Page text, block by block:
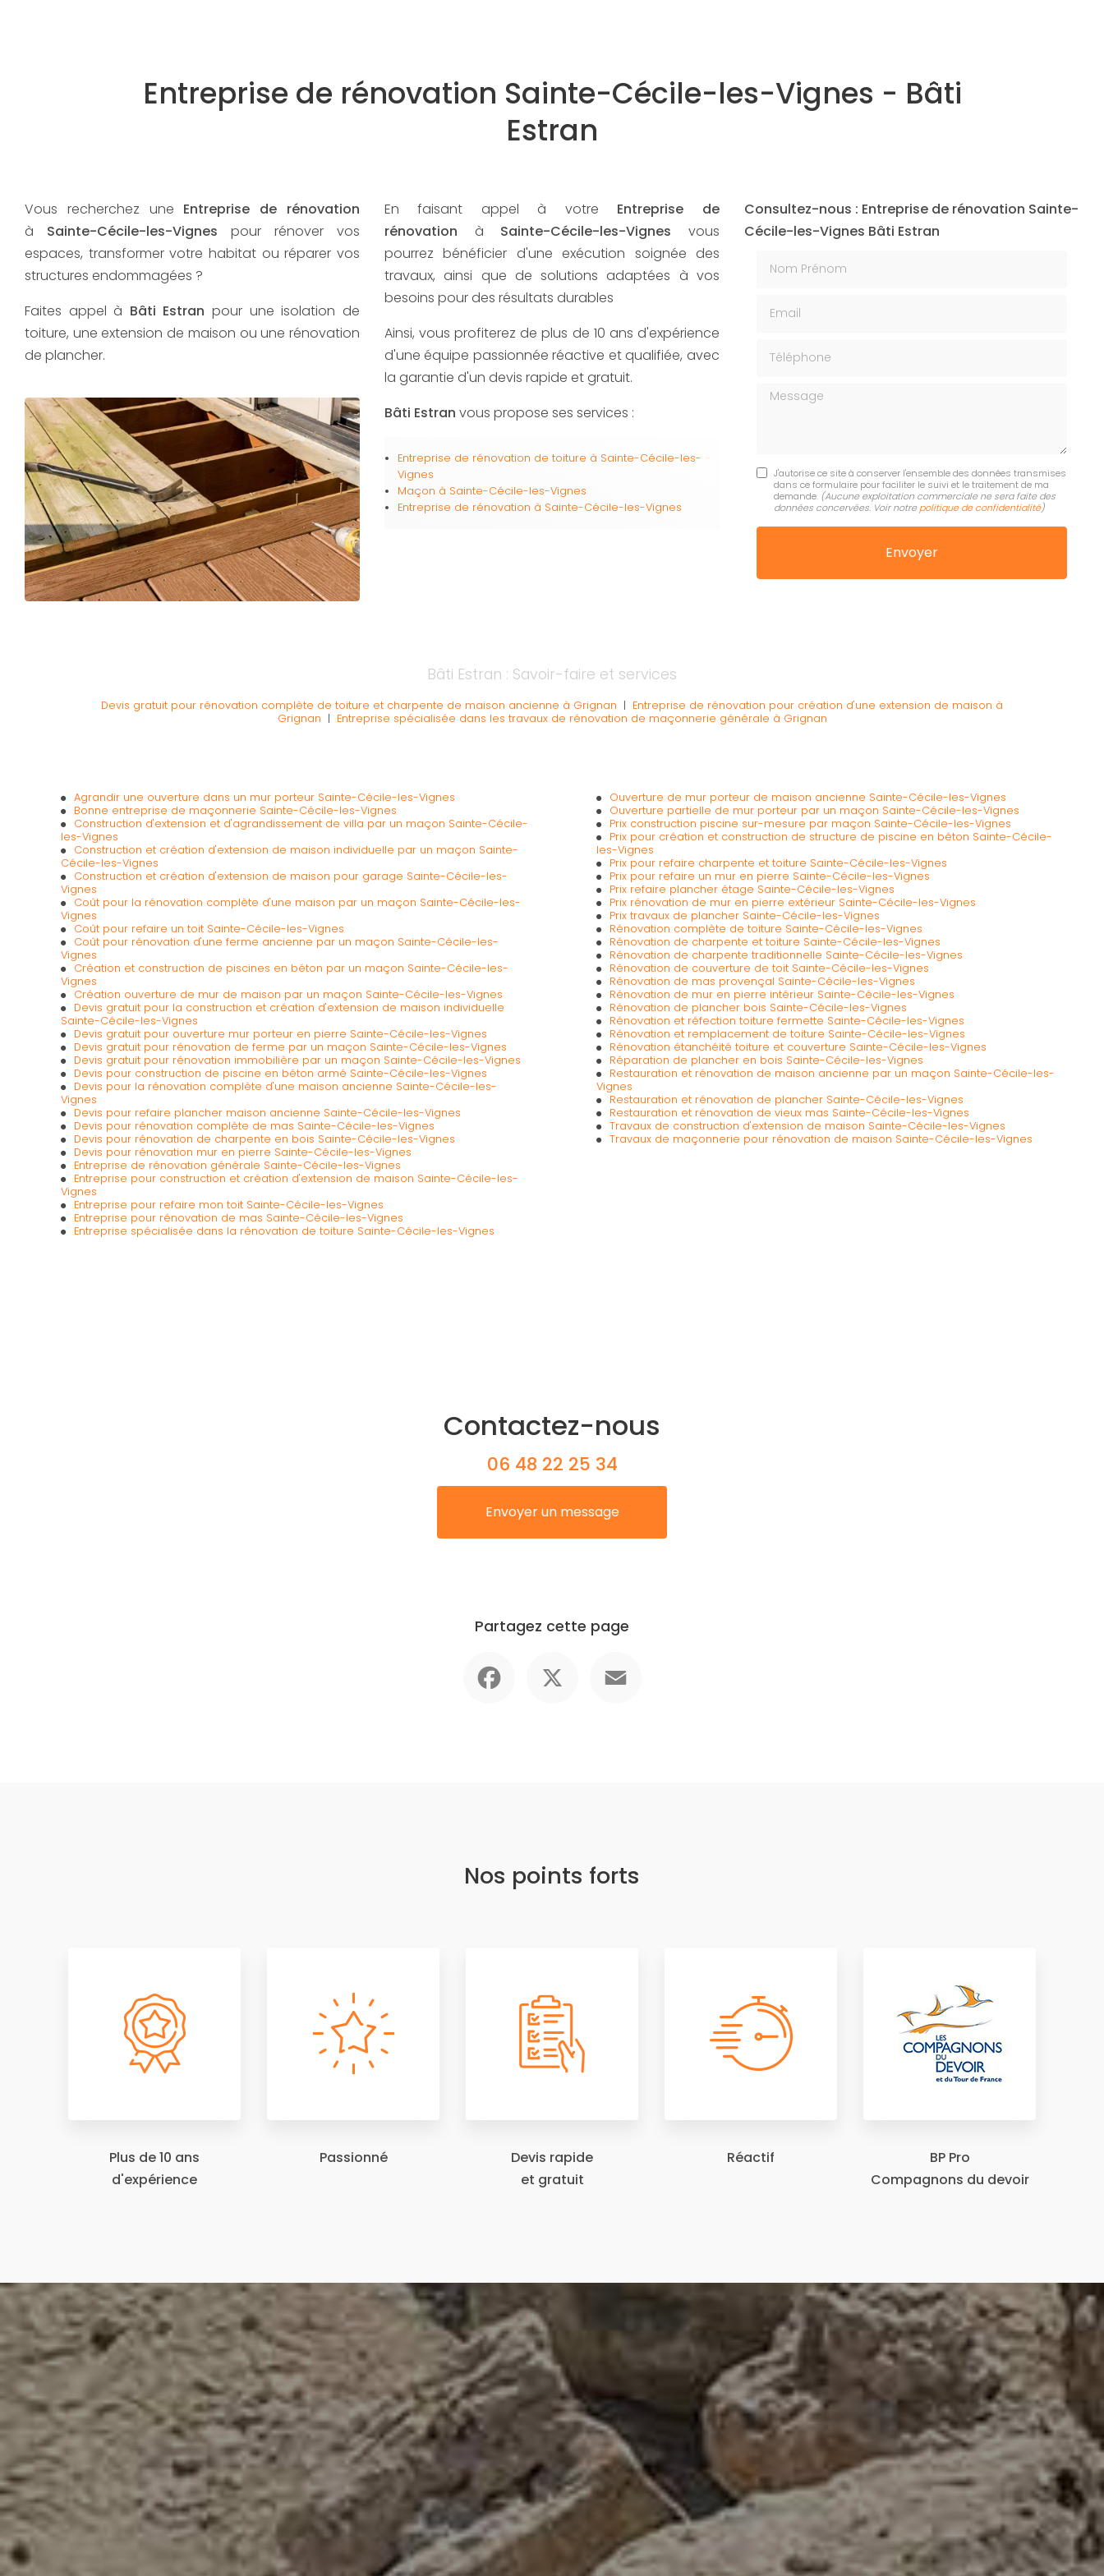
Entreprise de rénovation Sainte-Cécile-les-Vignes - Bâti
Estran
Vous recherchez une Entreprise de rénovation
à Sainte-Cécile-les-Vignes pour rénover vos
espaces, transformer votre habitat ou réparer vos
structures endommagées ?
Faites appel à Bâti Estranpour une isolation de
toiture, une extension de maison ou une rénovation
de plancher.
En faisant appel à votre Entreprise de
rénovation à Sainte-Cécile-les-Vignes vous
pourrez bénéficier d'une exécution soignée des
travaux, ainsi que de solutions adaptées à vos
besoins pour des résultats durables
Ainsi, vous profiterez de plus de 10 ans d'expérience
d'une équipe passionnée réactive et qualifiée, avec
la garantie d'un devis rapide et gratuit.
Bâti Estran vous propose ses services :
Entreprise de rénovation de toiture à Sainte-Cécile-les-
Vignes
Maçon à Sainte-Cécile-les-Vignes
Entreprise de rénovation à Sainte-Cécile-les-Vignes
Consultez-nous : Entreprise de rénovation Sainte-
Cécile-les-Vignes Bâti Estran
Nom Prénom
Email
Téléphone
Message
J'autorise ce site à conserver l'ensemble des données transmises
dans ce formulaire pour faciliter le suivi et le traitement de ma
demande. (Aucune exploitation commerciale ne sera faite des
données concervées. Voir notre politique de confidentialité)
Bâti Estran : Savoir-faire et services
Devis gratuit pour rénovation complète de toiture et charpente de maison ancienne à Grignan | Entreprise de rénovation pour création d'une extension de maison à
Grignan | Entreprise spécialisée dans les travaux de rénovation de maçonnerie générale à Grignan
Agrandir une ouverture dans un mur porteur Sainte-Cécile-les-Vignes
Bonne entreprise de maçonnerie Sainte-Cécile-les-Vignes
Construction d'extension et d'agrandissement de villa par un maçon Sainte-Cécile-
les-Vignes
Construction et création d'extension de maison individuelle par un maçon Sainte-
Cécile-les-Vignes
Construction et création d'extension de maison pour garage Sainte-Cécile-les-
Vignes
Coût pour la rénovation complète d'une maison par un maçon Sainte-Cécile-les-
Vignes
Coût pour refaire un toit Sainte-Cécile-les-Vignes
Coût pour rénovation d'une ferme ancienne par un maçon Sainte-Cécile-les-
Vignes
Création et construction de piscines en béton par un maçon Sainte-Cécile-les-
Vignes
Création ouverture de mur de maison par un maçon Sainte-Cécile-les-Vignes
Devis gratuit pour la construction et création d'extension de maison individuelle
Sainte-Cécile-les-Vignes
Devis gratuit pour ouverture mur porteur en pierre Sainte-Cécile-les-Vignes
Devis gratuit pour rénovation de ferme par un maçon Sainte-Cécile-les-Vignes
Devis gratuit pour rénovation immobilière par un maçon Sainte-Cécile-les-Vignes
Devis pour construction de piscine en béton armé Sainte-Cécile-les-Vignes
Devis pour la rénovation complète d'une maison ancienne Sainte-Cécile-les-
Vignes
Devis pour refaire plancher maison ancienne Sainte-Cécile-les-Vignes
Devis pour rénovation complète de mas Sainte-Cécile-les-Vignes
Devis pour rénovation de charpente en bois Sainte-Cécile-les-Vignes
Devis pour rénovation mur en pierre Sainte-Cécile-les-Vignes
Entreprise de rénovation générale Sainte-Cécile-les-Vignes
Entreprise pour construction et création d'extension de maison Sainte-Cécile-les-
Vignes
Entreprise pour refaire mon toit Sainte-Cécile-les-Vignes
Entreprise pour rénovation de mas Sainte-Cécile-les-Vignes
Entreprise spécialisée dans la rénovation de toiture Sainte-Cécile-les-Vignes
Ouverture de mur porteur de maison ancienne Sainte-Cécile-les-Vignes
Ouverture partielle de mur porteur par un maçon Sainte-Cécile-les-Vignes
Prix construction piscine sur-mesure par maçon Sainte-Cécile-les-Vignes
Prix pour création et construction de structure de piscine en béton Sainte-Cécile-
les-Vignes
Prix pour refaire charpente et toiture Sainte-Cécile-les-Vignes
Prix pour refaire un mur en pierre Sainte-Cécile-les-Vignes
Prix refaire plancher étage Sainte-Cécile-les-Vignes
Prix rénovation de mur en pierre extérieur Sainte-Cécile-les-Vignes
Prix travaux de plancher Sainte-Cécile-les-Vignes
Rénovation complète de toiture Sainte-Cécile-les-Vignes
Rénovation de charpente et toiture Sainte-Cécile-les-Vignes
Rénovation de charpente traditionnelle Sainte-Cécile-les-Vignes
Rénovation de couverture de toit Sainte-Cécile-les-Vignes
Rénovation de mas provençal Sainte-Cécile-les-Vignes
Rénovation de mur en pierre intérieur Sainte-Cécile-les-Vignes
Rénovation de plancher bois Sainte-Cécile-les-Vignes
Rénovation et réfection toiture fermette Sainte-Cécile-les-Vignes
Rénovation et remplacement de toiture Sainte-Cécile-les-Vignes
Rénovation étanchéité toiture et couverture Sainte-Cécile-les-Vignes
Réparation de plancher en bois Sainte-Cécile-les-Vignes
Restauration et rénovation de maison ancienne par un maçon Sainte-Cécile-les-
Vignes
Restauration et rénovation de plancher Sainte-Cécile-les-Vignes
Restauration et rénovation de vieux mas Sainte-Cécile-les-Vignes
Travaux de construction d'extension de maison Sainte-Cécile-les-Vignes
Travaux de maçonnerie pour rénovation de maison Sainte-Cécile-les-Vignes
Contactez-nous
06 48 22 25 34
Envoyer un message
Partagez cette page
Nos points forts
Plus de 10 ans
d'expérience
Passionné
Devis rapide
et gratuit
Réactif
BP Pro
Compagnons du devoir